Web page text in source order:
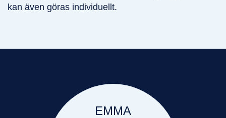
kan även göras individuellt.
EMMA